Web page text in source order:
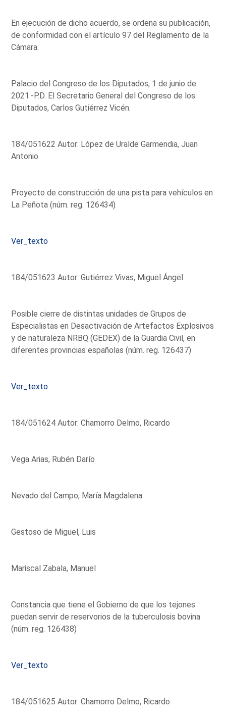
En ejecución de dicho acuerdo, se ordena su publicación,
de conformidad con el artículo 97 del Reglamento de la
Cámara.
Palacio del Congreso de los Diputados, 1 de junio de
2021.-P.D. El Secretario General del Congreso de los
Diputados, Carlos Gutiérrez Vicén.
184/051622 Autor: López de Uralde Garmendia, Juan
Antonio
Proyecto de construcción de una pista para vehículos en
La Peñota (núm. reg. 126434)
Ver_texto
184/051623 Autor: Gutiérrez Vivas, Miguel Ángel
Posible cierre de distintas unidades de Grupos de
Especialistas en Desactivación de Artefactos Explosivos
y de naturaleza NRBQ (GEDEX) de la Guardia Civil, en
diferentes provincias españolas (núm. reg. 126437)
Ver_texto
184/051624 Autor: Chamorro Delmo, Ricardo
Vega Arias, Rubén Darío
Nevado del Campo, María Magdalena
Gestoso de Miguel, Luis
Mariscal Zabala, Manuel
Constancia que tiene el Gobierno de que los tejones
puedan servir de reservorios de la tuberculosis bovina
(núm. reg. 126438)
Ver_texto
184/051625 Autor: Chamorro Delmo, Ricardo